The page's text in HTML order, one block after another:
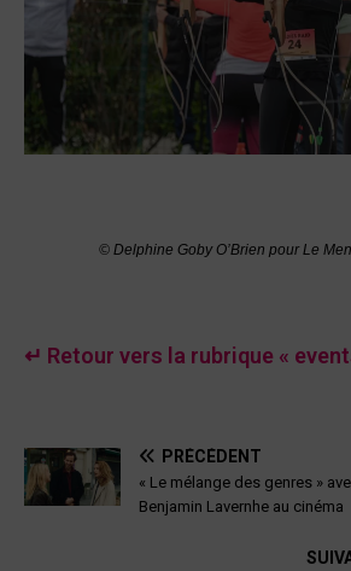
© Delphine Goby O’Brien pour Le
↵ Retour vers la rubrique «
PRÉCÉDENT
« Le mélange des genres »
Benjamin Lavernhe au cinéma